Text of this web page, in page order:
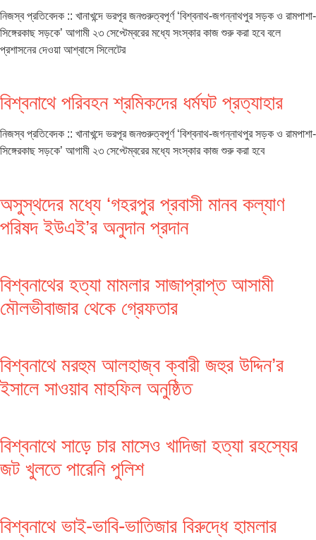
নিজস্ব প্রতিবেদক :: খানাখন্দে ভরপূর জনগুরুত্বপূর্ণ ‘বিশ্বনাথ-জগন্নাথপুর সড়ক ও রামপাশা-
সিঙ্গেরকাছ সড়কে’ আগামী ২৩ সেপ্টেম্বরের মধ্যে সংস্কার কাজ শুরু করা হবে বলে
প্রশাসনের দেওয়া আশ্বাসে সিলেটের
বিশ্বনাথে পরিবহন শ্রমিকদের ধর্মঘট প্রত্যাহার
নিজস্ব প্রতিবেদক :: খানাখন্দে ভরপূর জনগুরুত্বপূর্ণ ‘বিশ্বনাথ-জগন্নাথপুর সড়ক ও রামপাশা-
সিঙ্গেরকাছ সড়কে’ আগামী ২৩ সেপ্টেম্বরের মধ্যে সংস্কার কাজ শুরু করা হবে
অসুস্থদের মধ্যে ‘গহরপুর প্রবাসী মানব কল্যাণ
পরিষদ ইউএই’র অনুদান প্রদান
বিশ্বনাথের হত্যা মামলার সাজাপ্রাপ্ত আসামী
মৌলভীবাজার থেকে গ্রেফতার
বিশ্বনাথে মরহুম আলহাজ্ব ক্বারী জহুর উদ্দিন’র
ইসালে সাওয়াব মাহফিল অনুষ্ঠিত
বিশ্বনাথে সাড়ে চার মাসেও খাদিজা হত্যা রহস্যের
জট খুলতে পারেনি পুলিশ
বিশ্বনাথে ভাই-ভাবি-ভাতিজার বিরুদ্ধে হামলার